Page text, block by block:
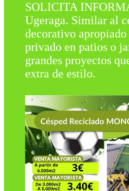
SOLICITA
Ugeraga. Similar al
decorativo apropiado
privado en patios o
grandes proyectos
extra de estilo.